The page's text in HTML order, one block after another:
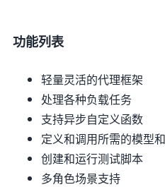
功能列表
轻量灵活的代理框架
处理各种负载任务
支持异步自定义函数
定义和调用所需的模型
创建和运行测试脚本
多角色场景支持